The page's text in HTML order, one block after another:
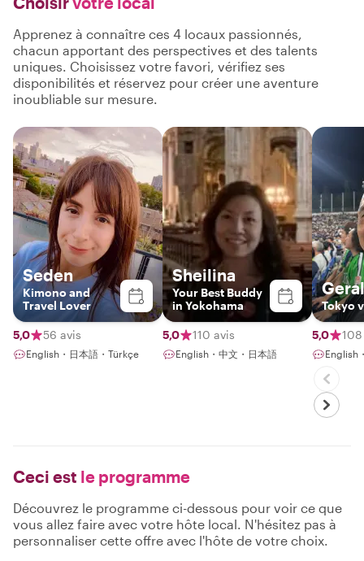
Apprenez à connaître ces 4 locaux passionnés,
chacun apportant des perspectives et des talents
uniques. Choisissez votre favori, vérifiez ses
disponibilités et réservez pour créer une aventure
inoubliable sur mesure.
Seden
Kimono and
Travel Lover
5,0 56 avis
English・日本語・Türkçe
Sheilina
Your Best Buddy
in Yokohama
5,0 110 avis
English・中文・日本語
Tokyo
5,0
English
Ceci est le programme
Découvrez le programme ci-dessous pour voir ce que
vous allez faire avec votre hôte local. N'hésitez pas à
personnaliser cette offre avec l'hôte de votre choix.